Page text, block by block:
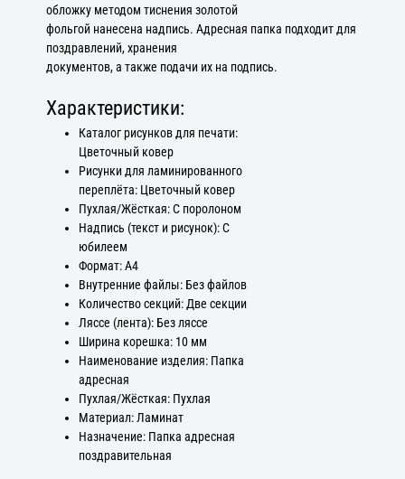
обложку методом тиснения золотой
фольгой нанесена надпись. Адресная папка подходит для
поздравлений, хранения
документов, а также подачи их на подпись.
Характеристики:
Каталог рисунков для печати:
Цветочный ковер
Рисунки для ламинированного
переплёта: Цветочный ковер
Пухлая/Жёсткая: С поролоном
Надпись (текст и рисунок): С
юбилеем
Формат: А4
Внутренние файлы: Без файлов
Количество секций: Две секции
Ляссе (лента): Без ляссе
Ширина корешка: 10 мм
Наименование изделия: Папка
адресная
Пухлая/Жёсткая: Пухлая
Материал: Ламинат
Назначение: Папка адресная
поздравительная